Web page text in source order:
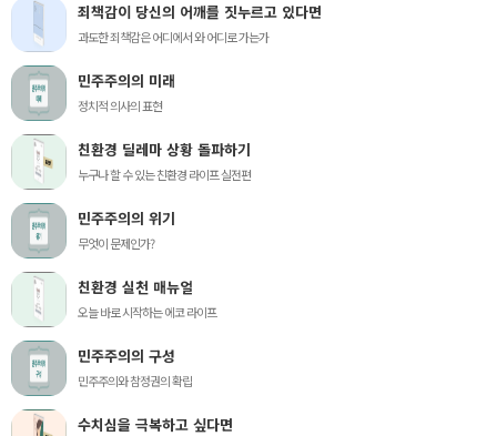
죄책감이 당신의 어깨를 짓누르고 있다면
과도한 죄책감은 어디에서 와 어디로 가는가
민주주의의 미래
정치적 의사의 표현
친환경 딜레마 상황 돌파하기
누구나 할 수 있는 친환경 라이프 실전편
민주주의의 위기
무엇이 문제인가?
친환경 실천 매뉴얼
오늘 바로 시작하는 에코 라이프
민주주의의 구성
민주주의와 참정권의 확립
수치심을 극복하고 싶다면